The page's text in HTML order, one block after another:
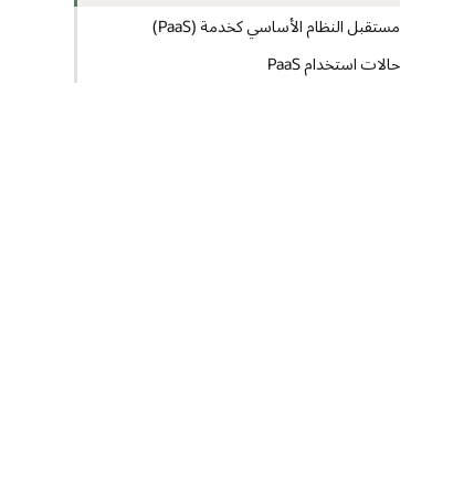
مستقبل النظام الأساسي كخدمة (PaaS)
حالات استخدام PaaS